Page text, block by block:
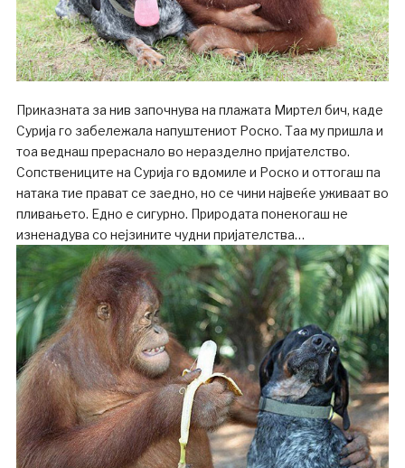
Приказната за нив започнува на плажата Миртел бич, каде
Сурија го забележала напуштениот Роско. Таа му пришла и
тоа веднаш прераснало во неразделно пријателство.
Сопствениците на Сурија го вдомиле и Роско и оттогаш па
натака тие прават се заедно, но се чини највеќе уживаат во
пливањето. Едно е сигурно. Природата понекогаш не
изненадува со нејзините чудни пријателства…